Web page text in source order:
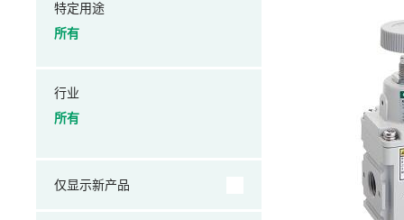
特定用途
所有
行业
所有
仅显示新产品